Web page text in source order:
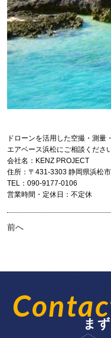
ドローンを活用した空撮・測量
エアベース浜松にご相談ください
会社名：KENZ PROJECT
住所：〒431-3303 静岡県浜松
TEL：090-9177-0106
営業時間・定休日：不定休
前へ
ま